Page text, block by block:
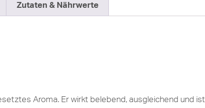
Zutaten & Nährwerte
Aroma. Er wirkt belebend, ausgleichend und